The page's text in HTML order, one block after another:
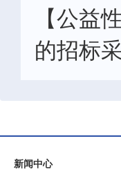
【公益
的招标
新闻中心